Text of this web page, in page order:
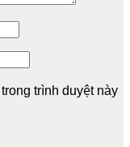
trình duyệt này